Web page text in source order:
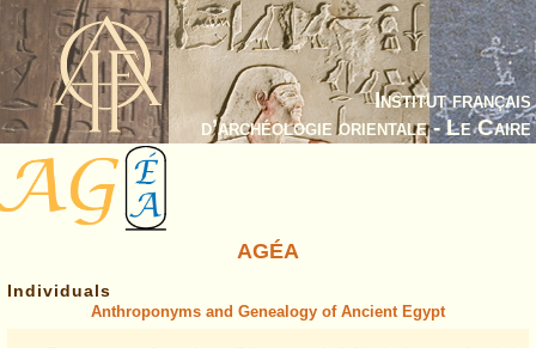
Institut français
d’archéologie orientale - Le Caire
AGÉA
Individuals
Anthroponyms and Genealogy of Ancient Egypt